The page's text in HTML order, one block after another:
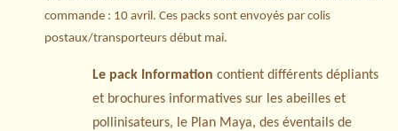
commande : 10 avril. Ces packs sont envoyés par colis
postaux/transporteurs début mai.
Le pack Information contient différents dépliants
et brochures informatives sur les abeilles et
pollinisateurs, le Plan Maya, des éventails de